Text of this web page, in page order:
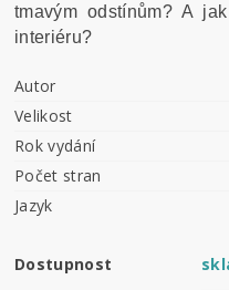
tmavým odstínům? A
interiéru?
Autor
Velikost
Rok vydání
Počet stran
Jazyk
Dostupnost